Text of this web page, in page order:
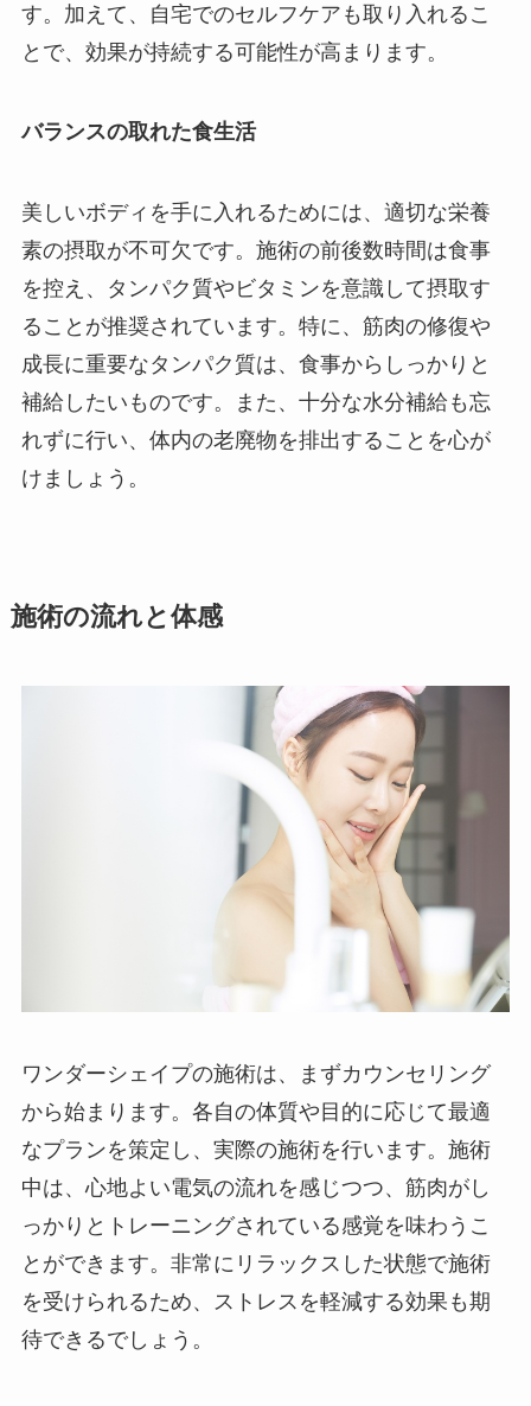
す。加えて、自宅でのセルフケアも取り入れるこ
とで、効果が持続する可能性が高まります。
バランスの取れた食生活
美しいボディを手に入れるためには、適切な栄養
素の摂取が不可欠です。施術の前後数時間は食事
を控え、タンパク質やビタミンを意識して摂取す
ることが推奨されています。特に、筋肉の修復や
成長に重要なタンパク質は、食事からしっかりと
補給したいものです。また、十分な水分補給も忘
れずに行い、体内の老廃物を排出することを心が
けましょう。
施術の流れと体感
ワンダーシェイプの施術は、まずカウンセリング
から始まります。各自の体質や目的に応じて最適
なプランを策定し、実際の施術を行います。施術
中は、心地よい電気の流れを感じつつ、筋肉がし
っかりとトレーニングされている感覚を味わうこ
とができます。非常にリラックスした状態で施術
を受けられるため、ストレスを軽減する効果も期
待できるでしょう。